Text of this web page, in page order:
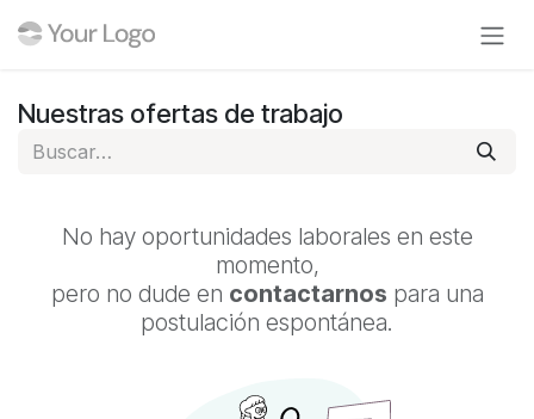
Nuestras ofertas de trabajo
No hay oportunidades laborales en este
momento,
pero no dude en contactarnos para una
postulación espontánea.